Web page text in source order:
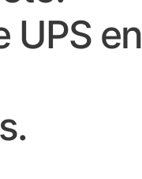
UPS en